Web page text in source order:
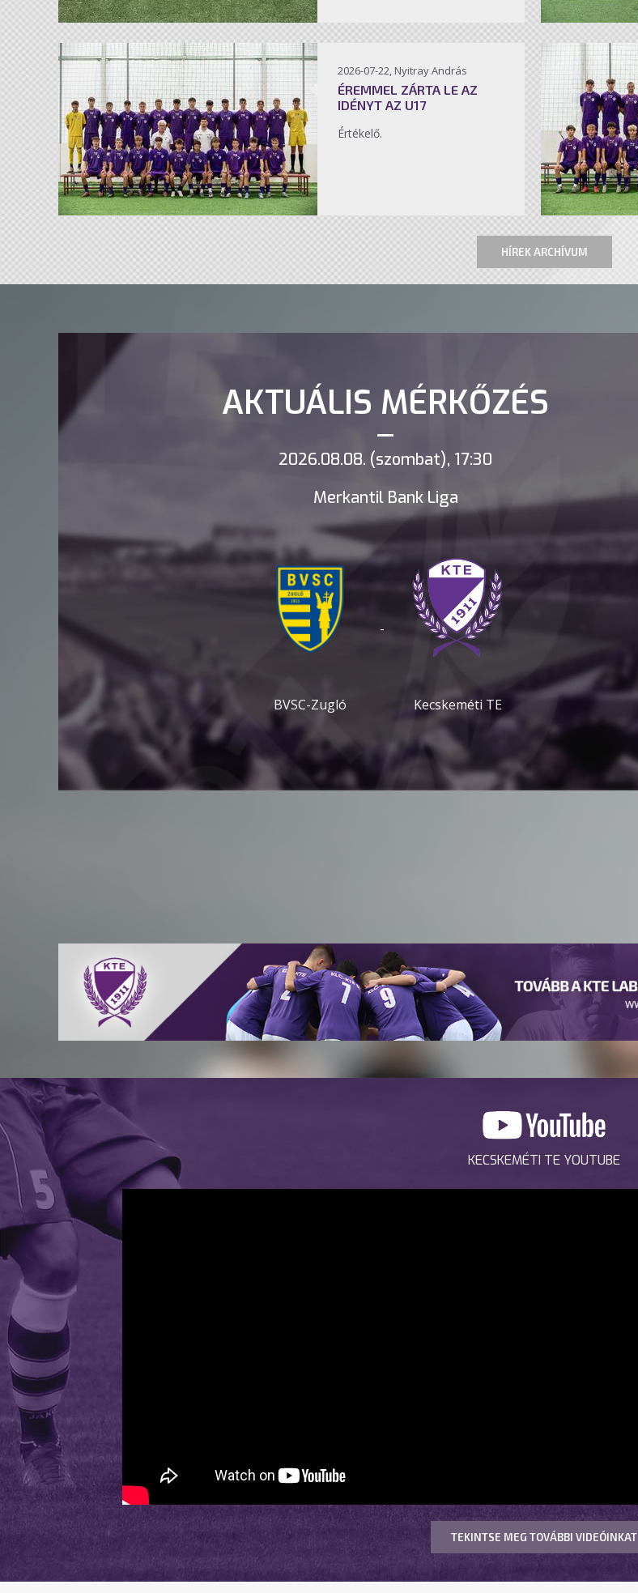
2026-07-22, Nyitray András
ÉREMMEL ZÁRTA LE AZ
IDÉNYT AZ U17
Értékelő.
HÍREK ARCHÍVUM
AKTUÁLIS MÉRKŐZÉS
2026.08.08. (szombat), 17:30
Merkantil Bank Liga
BVSC-Zugló
-
Kecskeméti TE
KECSKEMÉTI TE YOUTUBE
TEKINTSE MEG TOVÁBBI VIDEÓINKAT